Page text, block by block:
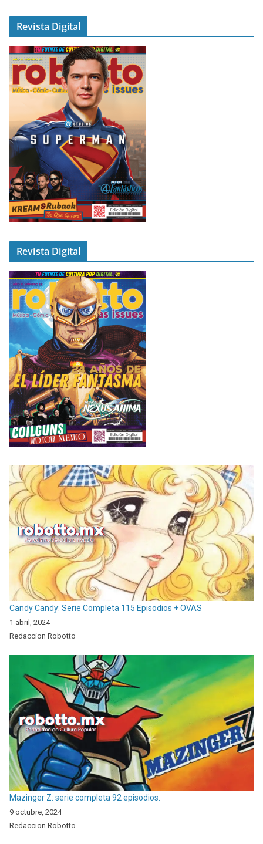
Revista Digital
Revista Digital
Candy Candy: Serie Completa 115 Episodios + OVAS
1 abril, 2024
Redaccion Robotto
Mazinger Z: serie completa 92 episodios.
9 octubre, 2024
Redaccion Robotto